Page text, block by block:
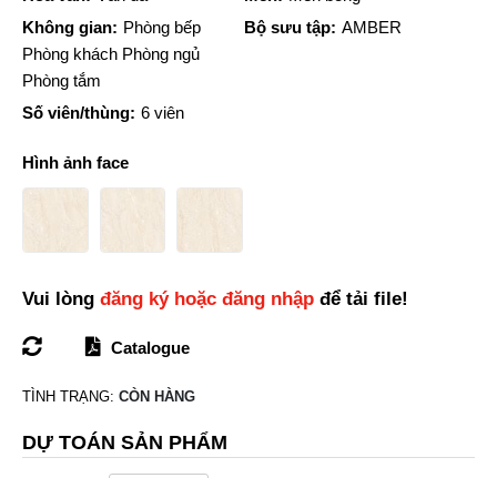
Không gian: Phòng bếp
Phòng khách Phòng ngủ
Phòng tắm
Bộ sưu tập: AMBER
Số viên/thùng: 6 viên
Hình ảnh face
Vui lòng đăng ký hoặc đăng nhập để tải file!
Catalogue
TÌNH TRẠNG: CÒN HÀNG
DỰ TOÁN SẢN PHẨM